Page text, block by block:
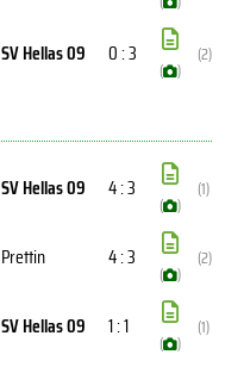
SV Hellas 09 0 : 3
( )
(2)
SV Hellas 09 4 : 3
( )
(1)
Prettin 4 : 3
( )
(2)
SV Hellas 09 1 : 1
( )
(1)